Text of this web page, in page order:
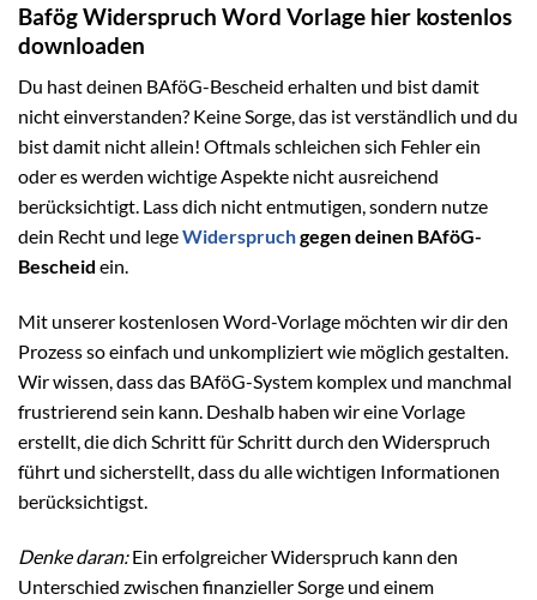
Bafög Widerspruch Word Vorlage hier kostenlos
downloaden
Du hast deinen BAföG-Bescheid erhalten und bist damit
nicht einverstanden? Keine Sorge, das ist verständlich und du
bist damit nicht allein! Oftmals schleichen sich Fehler ein
oder es werden wichtige Aspekte nicht ausreichend
berücksichtigt. Lass dich nicht entmutigen, sondern nutze
dein Recht und legeWiderspruchgegen deinen BAföG-
Bescheid ein.
Mit unserer kostenlosen Word-Vorlage möchten wir dir den
Prozess so einfach und unkompliziert wie möglich gestalten.
Wir wissen, dass das BAföG-System komplex und manchmal
frustrierend sein kann. Deshalb haben wir eine Vorlage
erstellt, die dich Schritt für Schritt durch den Widerspruch
führt und sicherstellt, dass du alle wichtigen Informationen
berücksichtigst.
Denke daran:Ein erfolgreicher Widerspruch kann den
Unterschied zwischen finanzieller Sorge und einem